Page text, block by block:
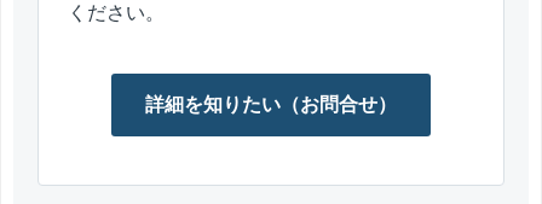
ください。
詳細を知りたい（お問合せ）